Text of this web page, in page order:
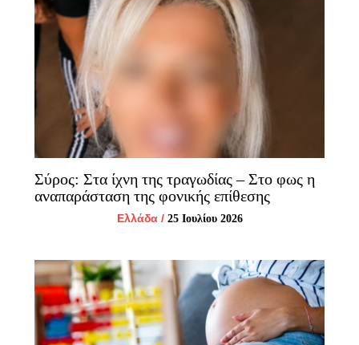
Σύρος: Στα ίχνη της τραγωδίας – Στο φως η
αναπαράσταση της φονικής επίθεσης
Ελλάδα/ 25 Ιουλίου 2026